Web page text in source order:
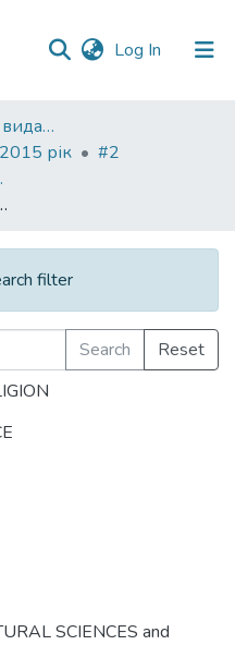
Log In (current)
Періодичні наукові видання НАВС
2015 рік
#2
Category
filter
Search
Reset
SCIENCES and